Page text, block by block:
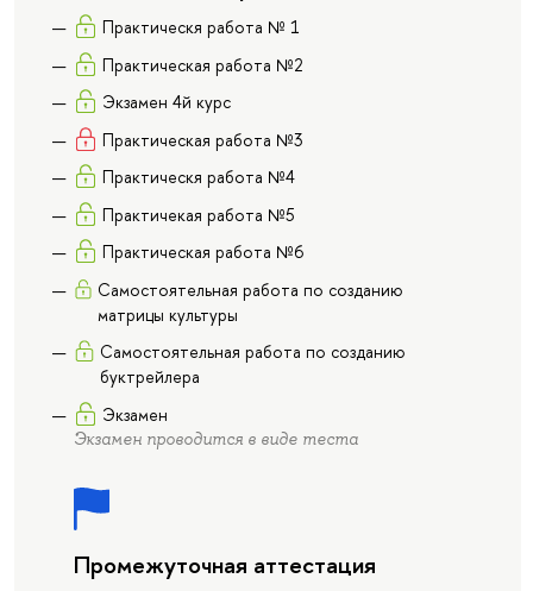
Практическя работа № 1
Практическая работа №2
Экзамен 4й курс
Практическая работа №3
Практическя работа №4
Практичекая работа №5
Практическая работа №6
Самостоятельная работа по созданию
матрицы культуры
Самостоятельная работа по созданию
буктрейлера
Экзамен
Экзамен проводится в виде теста
Промежуточная аттестация